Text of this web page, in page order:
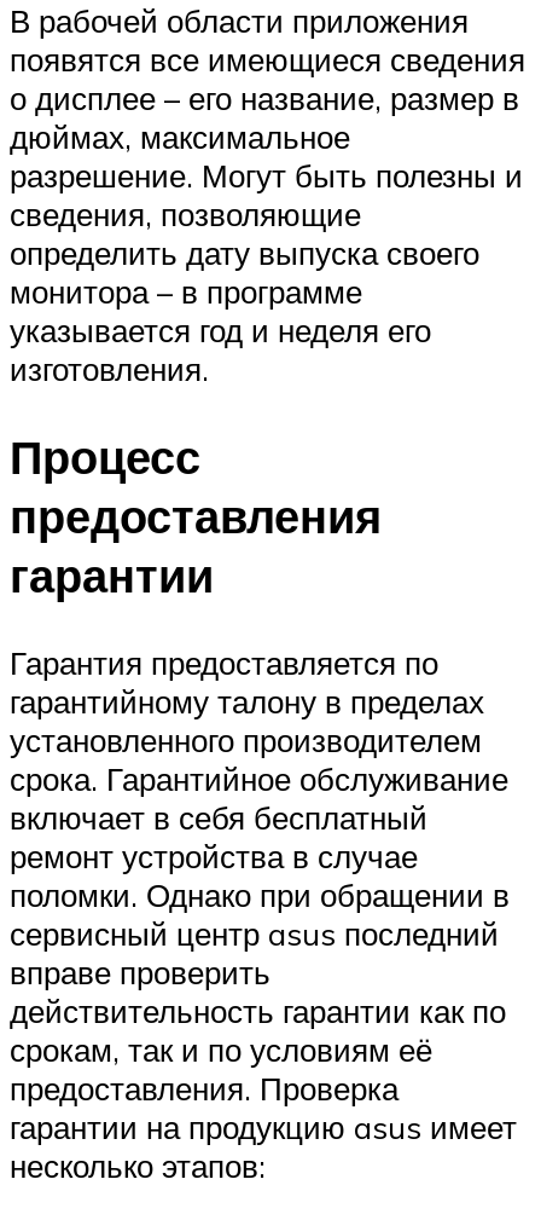
В рабочей области приложения
появятся все имеющиеся сведения
о дисплее – его название, размер в
дюймах, максимальное
разрешение. Могут быть полезны и
сведения, позволяющие
определить дату выпуска своего
монитора – в программе
указывается год и неделя его
изготовления.
Процесс
предоставления
гарантии
Гарантия предоставляется по
гарантийному талону в пределах
установленного производителем
срока. Гарантийное обслуживание
включает в себя бесплатный
ремонт устройства в случае
поломки. Однако при обращении в
сервисный центр asus последний
вправе проверить
действительность гарантии как по
срокам, так и по условиям её
предоставления. Проверка
гарантии на продукцию asus имеет
несколько этапов: